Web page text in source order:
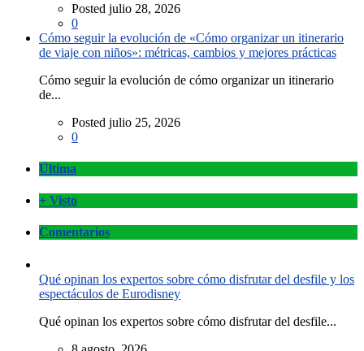
Posted julio 28, 2026
0
Cómo seguir la evolución de «Cómo organizar un itinerario
de viaje con niños»: métricas, cambios y mejores prácticas
Cómo seguir la evolución de cómo organizar un itinerario
de...
Posted julio 25, 2026
0
Última
+ Visto
Comentarios
Qué opinan los expertos sobre cómo disfrutar del desfile y los
espectáculos de Eurodisney
Qué opinan los expertos sobre cómo disfrutar del desfile...